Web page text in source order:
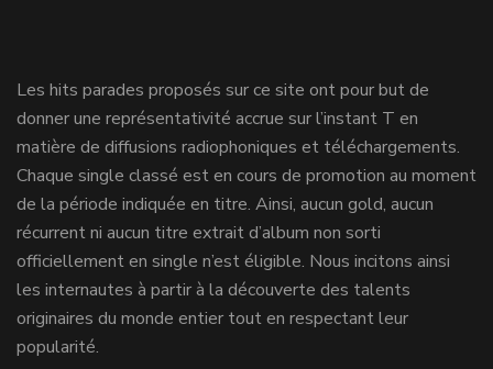
Les hits parades proposés sur ce site ont pour but de
donner une représentativité accrue sur l’instant T en
matière de diffusions radiophoniques et téléchargements.
Chaque single classé est en cours de promotion au moment
de la période indiquée en titre. Ainsi, aucun gold, aucun
récurrent ni aucun titre extrait d’album non sorti
officiellement en single n’est éligible. Nous incitons ainsi
les internautes à partir à la découverte des talents
originaires du monde entier tout en respectant leur
popularité.